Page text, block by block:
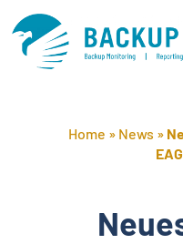
Skip
to
content
Home » News »